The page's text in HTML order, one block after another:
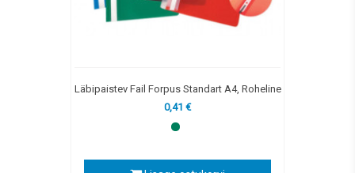
Läbipaistev Fail Forpus Standart A4, Roheline
0,41 €